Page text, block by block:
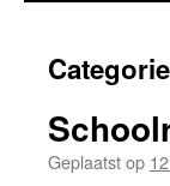
Geplaatst op